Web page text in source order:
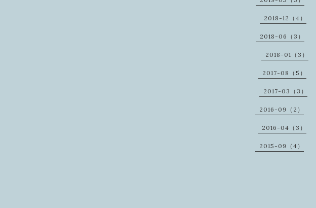
2018-12（4）
2018-06（3）
2018-01（3）
2017-08（5）
2017-03（3）
2016-09（2）
2016-04（3）
2015-09（4）